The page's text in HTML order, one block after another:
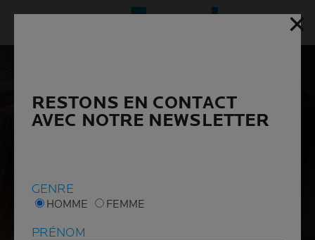
✕
RESTONS EN CONTACT
AVEC NOTRE NEWSLETTER
GENRE
HOMME FEMME
PRÉNOM
✕
RESTONS EN CONTACT
AVEC NOTRE NEWSLETTER
GENRE
HOMME FEMME
PRÉNOM